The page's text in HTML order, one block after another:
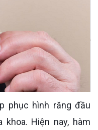
phục hình răng đầu
Hiện nay, hàm